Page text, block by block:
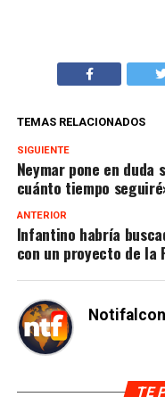
TEMAS RELACIONADOS
SIGUIENTE
Neymar pone en
cuánto tiempo
ANTERIOR
Infantino habría
con un proyecto de la
Notifalcon
TE